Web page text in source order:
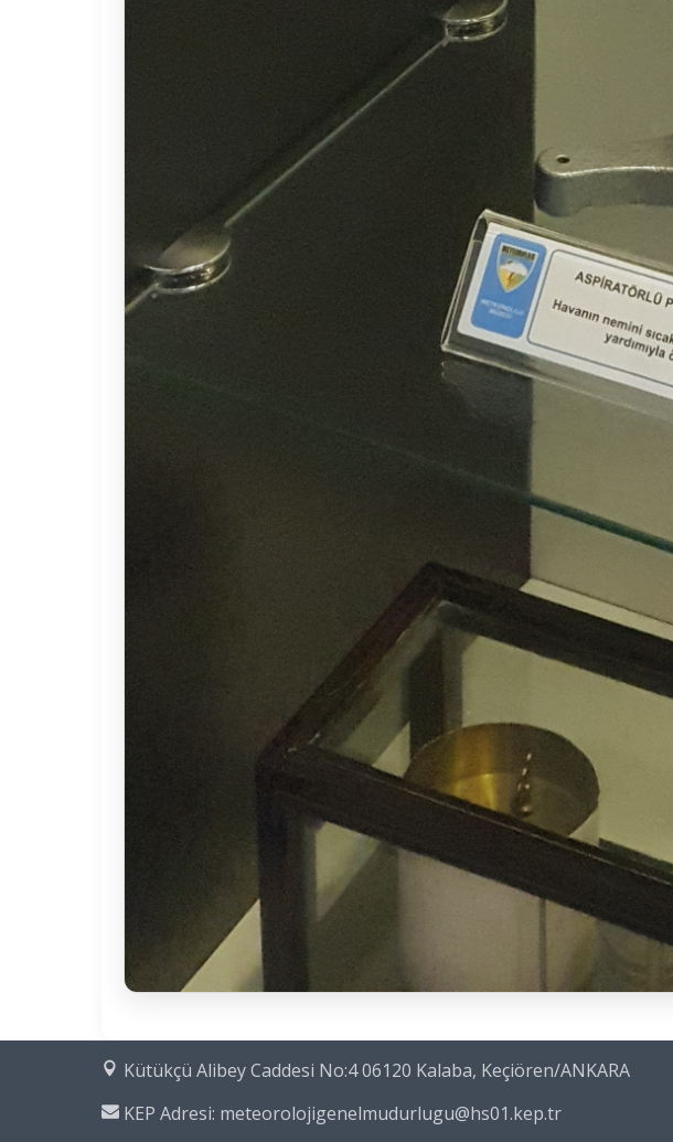
Kütükçü Alibey Caddesi No:4 06120 Kalaba, Keçiören/ANKARA
KEP Adresi: meteorolojigenelmudurlugu@hs01.kep.tr